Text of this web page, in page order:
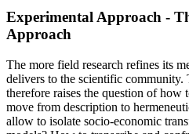
Experimental Approach -
Approach
The more field research refines its
delivers to the scientific community.
therefore raises the question of
move from description to
allow to isolate socio-economic